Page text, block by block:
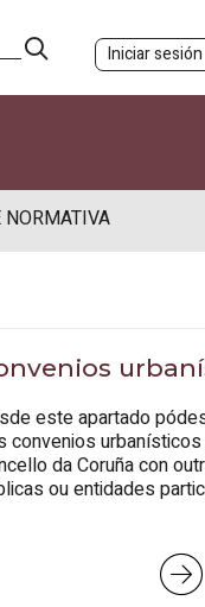
Iniciar sesión
este apartado
convenios
da Coruña con
ou entidades